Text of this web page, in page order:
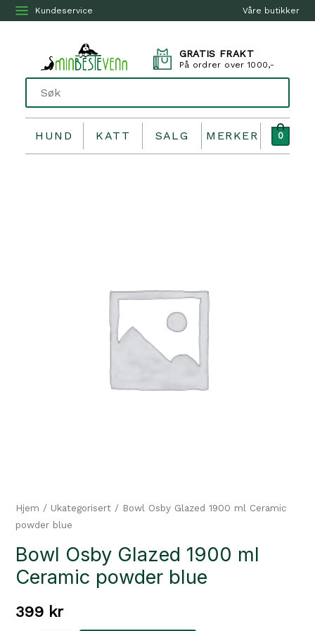
Våre butikker
Kundeservice
GRATIS FRAKT
På ordrer over 1000,-
HUND KATT SALG MERKER 0
Hjem / Ukategorisert / Bowl Osby Glazed 1900 ml Ceramic
powder blue
Bowl Osby Glazed 1900 ml
Ceramic powder blue
399 kr